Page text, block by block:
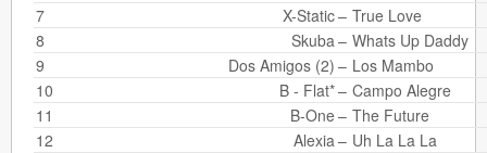
7
X-Static– True Love
8
Skuba– Whats Up Daddy
9
Dos Amigos (2) – Los Mambo
10
B - Flat*– Campo Alegre
11
B-One – The Future
12
Alexia– Uh La La La